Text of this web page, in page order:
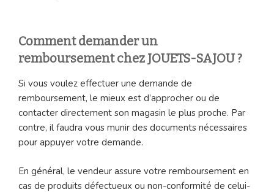
Comment demander un
remboursement chez JOUETS-SAJOU ?
Si vous voulez effectuer une demande de
remboursement, le mieux est d’approcher ou de
contacter directement son magasin le plus proche. Par
contre, il faudra vous munir des documents nécessaires
pour appuyer votre demande.
En général, le vendeur assure votre remboursement en
cas de produits défectueux ou non-conformité de celui-